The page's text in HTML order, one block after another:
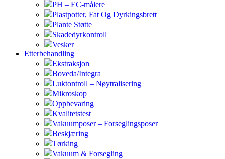
PH – EC-målere
Plastpotter, Fat Og Dyrkingsbrett
Plante Støtte
Skadedyrkontroll
Vesker
Etterbehandling
Ekstraksjon
Boveda/Integra
Luktontroll – Nøytralisering
Mikroskop
Oppbevaring
Kvalitetstest
Vakuumposer – Forseglingsposer
Beskjæring
Tørking
Vakuum & Forsegling